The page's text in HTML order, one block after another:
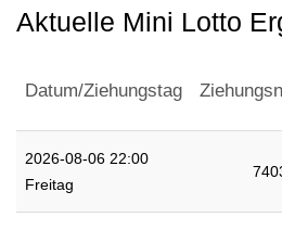
Aktuelle Mini Lotto
Datum/Ziehungstag
2026-08-06 22:00
Freitag